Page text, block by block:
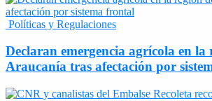
Políticas y Regulaciones
Declaran emergencia agrícola en la
Araucanía tras afectación por